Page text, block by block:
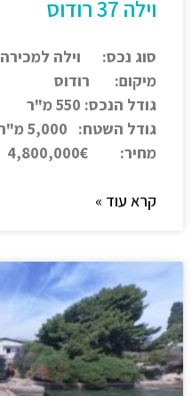
וילה 37 רודוס
סוג נכס: וילה למכירה
מיקום: רודוס
גודל הנכס: 550 מ"ר
גודל השטח: 5,000 מ"ר
מחיר: 4,800,000€
קרא עוד »